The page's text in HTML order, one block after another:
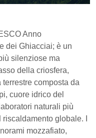
Anno
dei Ghiacciai; è un
silenziose ma
della criosfera,
composta da
cuore idrico del
naturali più
globale. I
mozzafiato,